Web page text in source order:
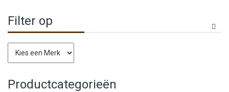
Filter op
Productcategorieën